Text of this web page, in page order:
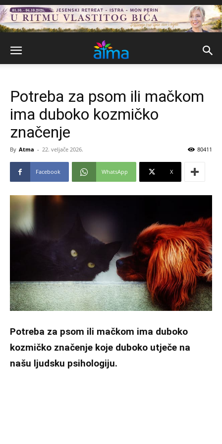
Potreba za psom ili mačkom
ima duboko kozmičko
značenje
By Atma - 22. veljače 2026. 80411
Facebook WhatsApp X
Potreba za psom ili mačkom ima duboko
kozmičko značenje koje duboko utječe na
našu ljudsku psihologiju.